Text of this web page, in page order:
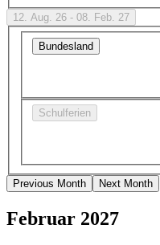
12. Aug. 26 - 08. Feb. 27
Bundesland
Schulferien
Previous Month Next Month
Februar 2027